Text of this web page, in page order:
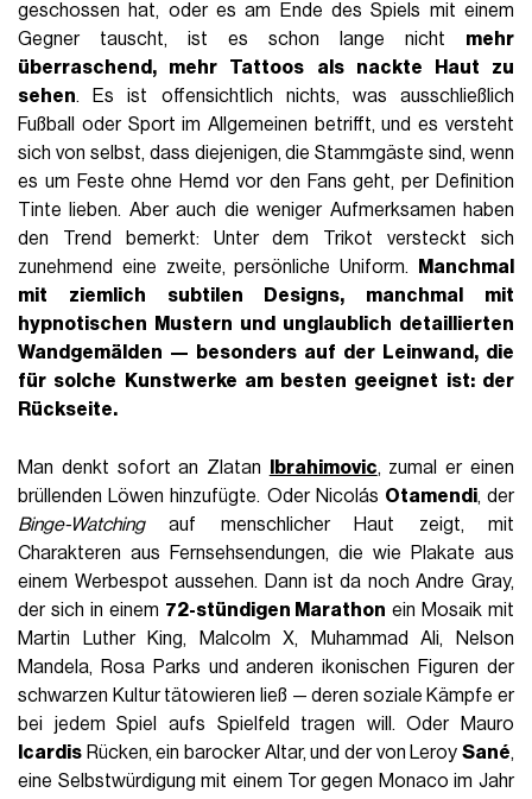
geschossen hat, oder es am Ende des Spiels mit einem
Gegner tauscht, ist es schon lange nicht mehr
überraschend, mehr Tattoos als nackte Haut zu
sehen. Es ist offensichtlich nichts, was ausschließlich
Fußball oder Sport im Allgemeinen betrifft, und es versteht
sich von selbst, dass diejenigen, die Stammgäste sind, wenn
es um Feste ohne Hemd vor den Fans geht, per Definition
Tinte lieben. Aber auch die weniger Aufmerksamen haben
den Trend bemerkt: Unter dem Trikot versteckt sich
zunehmend eine zweite, persönliche Uniform.
Manchmal
mit ziemlich subtilen Designs, manchmal mit
hypnotischen Mustern und unglaublich detaillierten
Wandgemälden — besonders auf der Leinwand, die
für solche Kunstwerke am besten geeignet ist: der
Rückseite.
Man denkt sofort an Zlatan Ibrahimovic, zumal er einen
brüllenden Löwen hinzufügte. Oder Nicolás Otamendi, der
Binge-Watchingauf menschlicher Haut zeigt, mit
Charakteren aus Fernsehsendungen, die wie Plakate aus
einem Werbespot aussehen. Dann ist da noch Andre Gray,
der sich in einem 72-stündigen Marathon ein Mosaik mit
Martin Luther King, Malcolm X, Muhammad Ali, Nelson
Mandela, Rosa Parks und anderen ikonischen Figuren der
schwarzen Kultur tätowieren ließ — deren soziale Kämpfe er
bei jedem Spiel aufs Spielfeld tragen will. Oder Mauro
Icardis Rücken, ein barocker Altar, und der von Leroy Sané,
eine Selbstwürdigung mit einem Tor gegen Monaco im Jahr